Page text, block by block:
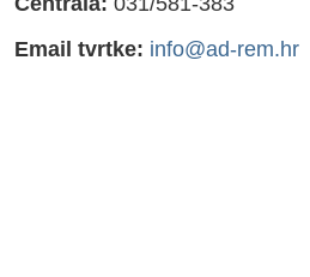
Email tvrtke: info@ad-rem.hr